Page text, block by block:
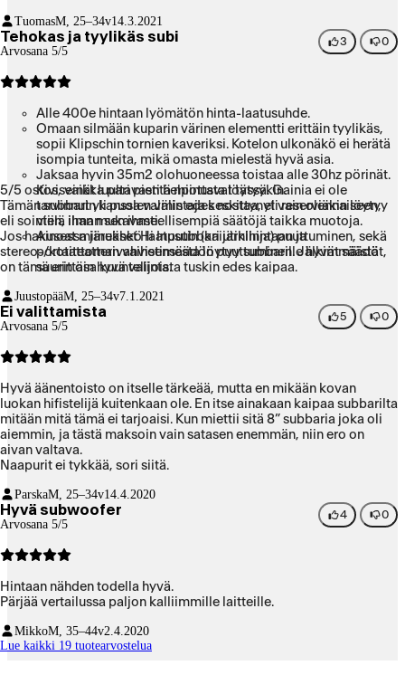
juttu. Kuparielementti on hieno ja subin automaattinen käynnistys
hyvä ominaisuus! Iso laatikkohan tuo on ja ei välttämättä joka
nurkkaan sovi, mutta jämäkkä on soundikin!!
TuomasM, 25–34v14.3.2021
Tehokas ja tyylikäs subi
Arvosana 5/5
3 0
Alle 400e hintaan lyömätön hinta-laatusuhde.
Omaan silmään kuparin värinen elementti erittäin tyylikäs,
sopii Klipschin tornien kaveriksi. Kotelon ulkonäkö ei herätä
isompia tunteita, mikä omasta mielestä hyvä asia.
Jaksaa hyvin 35m2 olohuoneessa toistaa alle 30hz pörinät.
Kiviseinät luultavasti helpottavat tässä. Gainia ei ole
tarvinnut yli puolen välin edes nostaa, eli reserviäkin löytyy
vielä ihan mukavasti.
Ainoat miinukset Hi Inputin (kaiutinlinja) puuttuminen, sekä
portaattoman vaiheensäädön puuttuminen. Jälkimmäistä
suurin osa kuuntelijoista tuskin edes kaipaa.
5/5 ostos, vaikka pari pientä miinusta löytyykin.
Tämän subbarin kanssa valmistaja keskittynyt vain olennaiseen,
eli sointiin, ilman sen ihmeellisempiä säätöjä taikka muotoja.
Jos hakusessa järeähkö laatusubbari järkihintaan ja
stereo-/kotiteatterivahvistimesta löytyy subbarille hyvät säädöt,
on tämä erittäin hyvä valinta.
JuustopääM, 25–34v7.1.2021
Ei valittamista
Arvosana 5/5
5 0
Hyvä äänentoisto on itselle tärkeää, mutta en mikään kovan
luokan hifistelijä kuitenkaan ole. En itse ainakaan kaipaa subbarilta
mitään mitä tämä ei tarjoaisi. Kun miettii sitä 8” subbaria joka oli
aiemmin, ja tästä maksoin vain satasen enemmän, niin ero on
aivan valtava.
Naapurit ei tykkää, sori siitä.
ParskaM, 25–34v14.4.2020
Hyvä subwoofer
Arvosana 5/5
4 0
Hintaan nähden todella hyvä.
Pärjää vertailussa paljon kalliimmille laitteille.
MikkoM, 35–44v2.4.2020
Lue kaikki 19 tuotearvostelua